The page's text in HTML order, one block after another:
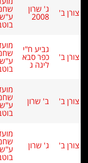
ג' שרון
2008
שחמט צורן
ע"ש מ.
בוטביניק
כפר סבא
ליגה ג
מועדון
שחמט צורן
ע"ש מ.
בוטביניק
ב' שרון שחמט צורן
ע"ש מ.
בוטביניק
ג' שרון שחמט צורן
ע"ש מ.
בוטביניק